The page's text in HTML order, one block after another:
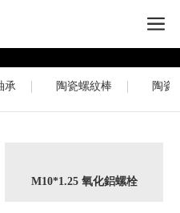
承 陶瓷螺紋棒 陶瓷
M10*1.25 氧化鋁螺栓